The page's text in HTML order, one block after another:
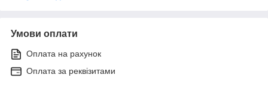
Умови оплати
Оплата на рахунок
Оплата за реквізитами